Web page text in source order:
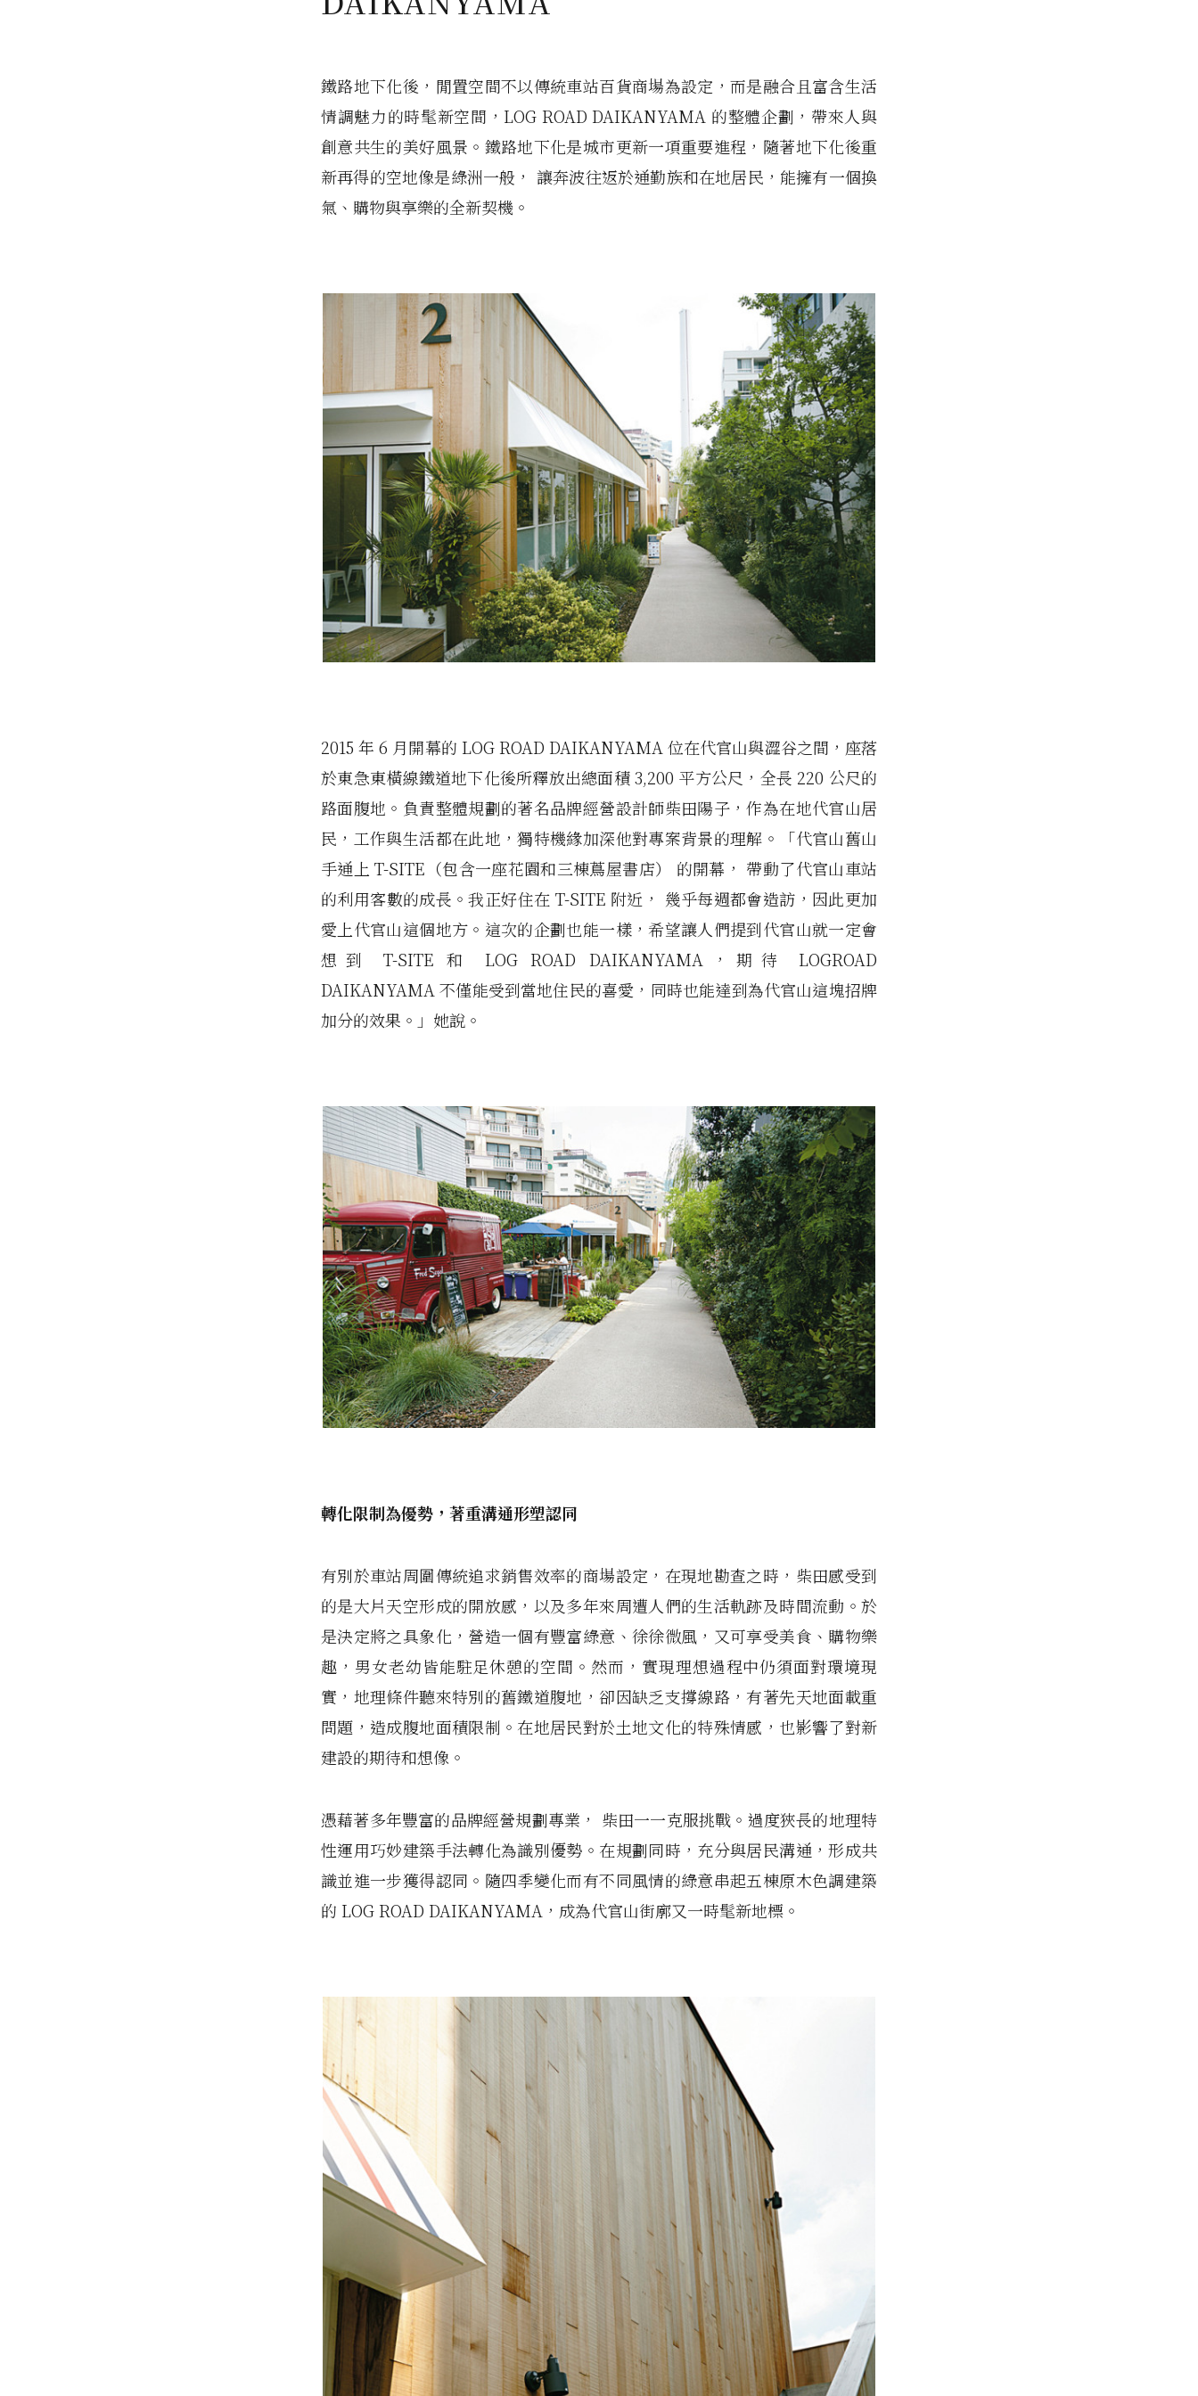
鐵路地下化後，閒置空間不以傳統車站百貨商場為設定，而是融合且富含生活
情調魅力的時髦新空間，LOG ROAD DAIKANYAMA 的整體企劃，帶來人與
創意共生的美好風景。鐵路地下化是城市更新一項重要進程，隨著地下化後重
新再得的空地像是綠洲一般， 讓奔波往返於通勤族和在地居民，能擁有一個換
氣、購物與享樂的全新契機。
2015 年 6 月開幕的 LOG ROAD DAIKANYAMA 位在代官山與澀谷之間，座落
於東急東橫線鐵道地下化後所釋放出總面積 3,200 平方公尺，全長 220 公尺的
路面腹地。負責整體規劃的著名品牌經營設計師柴田陽子，作為在地代官山居
民，工作與生活都在此地，獨特機緣加深他對專案背景的理解。「代官山舊山
手通上 T-SITE（包含一座花園和三棟蔦屋書店） 的開幕， 帶動了代官山車站
的利用客數的成長。我正好住在 T-SITE 附近， 幾乎每週都會造訪，因此更加
愛上代官山這個地方。這次的企劃也能一樣，希望讓人們提到代官山就一定會
想到 T-SITE 和 LOG ROAD DAIKANYAMA，期待 LOGROAD
DAIKANYAMA 不僅能受到當地住民的喜愛，同時也能達到為代官山這塊招牌
加分的效果。」她說。
轉化限制為優勢，著重溝通形塑認同
有別於車站周圍傳統追求銷售效率的商場設定，在現地勘查之時，柴田感受到
的是大片天空形成的開放感，以及多年來周遭人們的生活軌跡及時間流動。於
是決定將之具象化，營造一個有豐富綠意、徐徐微風，又可享受美食、購物樂
趣，男女老幼皆能駐足休憩的空間。然而，實現理想過程中仍須面對環境現
實，地理條件聽來特別的舊鐵道腹地，卻因缺乏支撐線路，有著先天地面載重
問題，造成腹地面積限制。在地居民對於土地文化的特殊情感，也影響了對新
建設的期待和想像。
憑藉著多年豐富的品牌經營規劃專業， 柴田一一克服挑戰。過度狹長的地理特
性運用巧妙建築手法轉化為識別優勢。在規劃同時，充分與居民溝通，形成共
識並進一步獲得認同。隨四季變化而有不同風情的綠意串起五棟原木色調建築
的 LOG ROAD DAIKANYAMA，成為代官山街廓又一時髦新地標。